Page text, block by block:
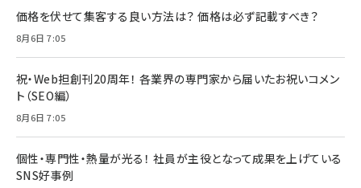
価格を伏せて集客する良い方法は？ 価格は必ず記載すべき？
8月6日 7:05
祝・Web担創刊20周年！ 各業界の専門家から届いたお祝いコメン
ト（SEO編）
8月6日 7:05
個性・専門性・熱量が光る！ 社員が主役となって成果を上げている
SNS好事例